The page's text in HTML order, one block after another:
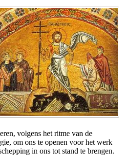
volgens het ritme van de
om ons te openen voor het werk
in ons tot stand te brengen.